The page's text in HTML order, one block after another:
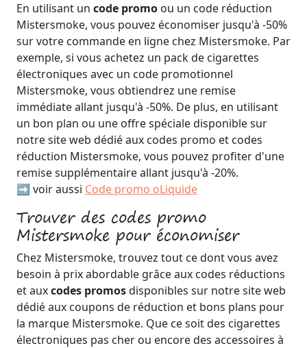
En utilisant un code promo ou un code réduction
Mistersmoke, vous pouvez économiser jusqu'à -50%
sur votre commande en ligne chez Mistersmoke. Par
exemple, si vous achetez un pack de cigarettes
électroniques avec un code promotionnel
Mistersmoke, vous obtiendrez une remise
immédiate allant jusqu'à -50%. De plus, en utilisant
un bon plan ou une offre spéciale disponible sur
notre site web dédié aux codes promo et codes
réduction Mistersmoke, vous pouvez profiter d'une
remise supplémentaire allant jusqu'à -20%.
➡️ voir aussi Code promo oLiquide
Trouver des codes promo
Mistersmoke pour économiser
Chez Mistersmoke, trouvez tout ce dont vous avez
besoin à prix abordable grâce aux codes réductions
et auxcodes promosdisponibles sur notre site web
dédié aux coupons de réduction et bons plans pour
la marque Mistersmoke. Que ce soit des cigarettes
électroniques pas cher ou encore des accessoires à